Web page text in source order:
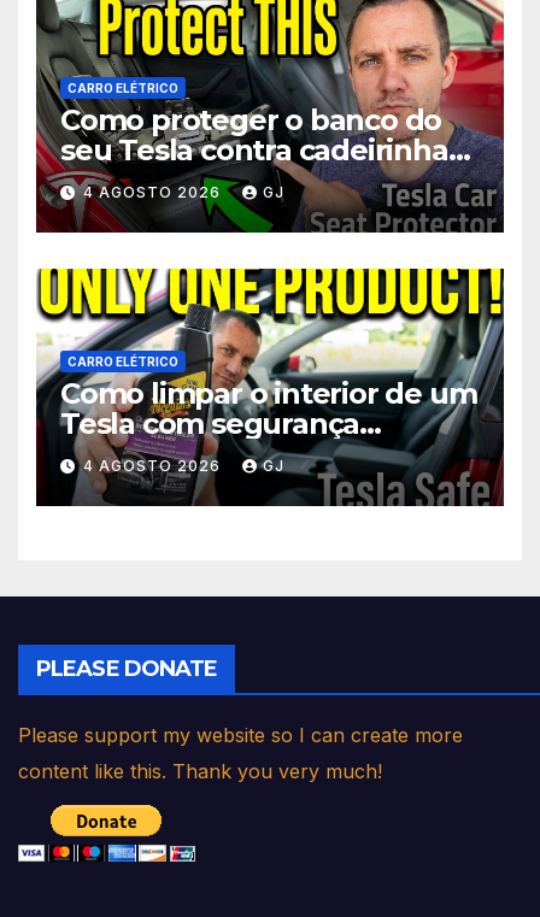
CARRO ELÉTRICO
Como proteger o banco do
seu Tesla contra cadeirinhas
de bebê
4 AGOSTO 2026 GJ
CARRO ELÉTRICO
Como limpar o interior de um
Tesla com segurança
(bancos, volante, tela)
4 AGOSTO 2026 GJ
PLEASE DONATE
Please support my website so I can create more
content like this. Thank you very much!